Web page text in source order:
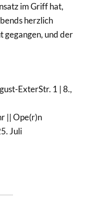
im Griff hat,
herzlich
gegangen, und der
ExterStr. 1 | 8.,
|| Ope(r)n
Juli